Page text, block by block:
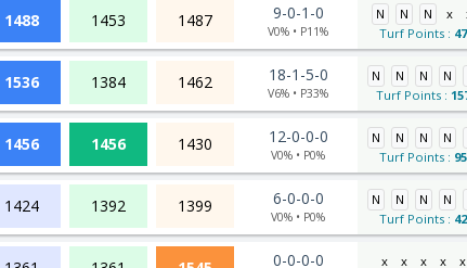
1488 1453 1487 9-0-1-0
V0% • P11%
N N N x
Turf Points : 47
1536 1384 1462 18-1-5-0
V6% • P33%
N N N N
Turf Points :
1456 1456 1430 12-0-0-0
V0% • P0%
N N N N
Turf Points : 95
1424 1392 1399 6-0-0-0
V0% • P0%
N N N N
Turf Points : 42
0-0-0-0 x x x x
x